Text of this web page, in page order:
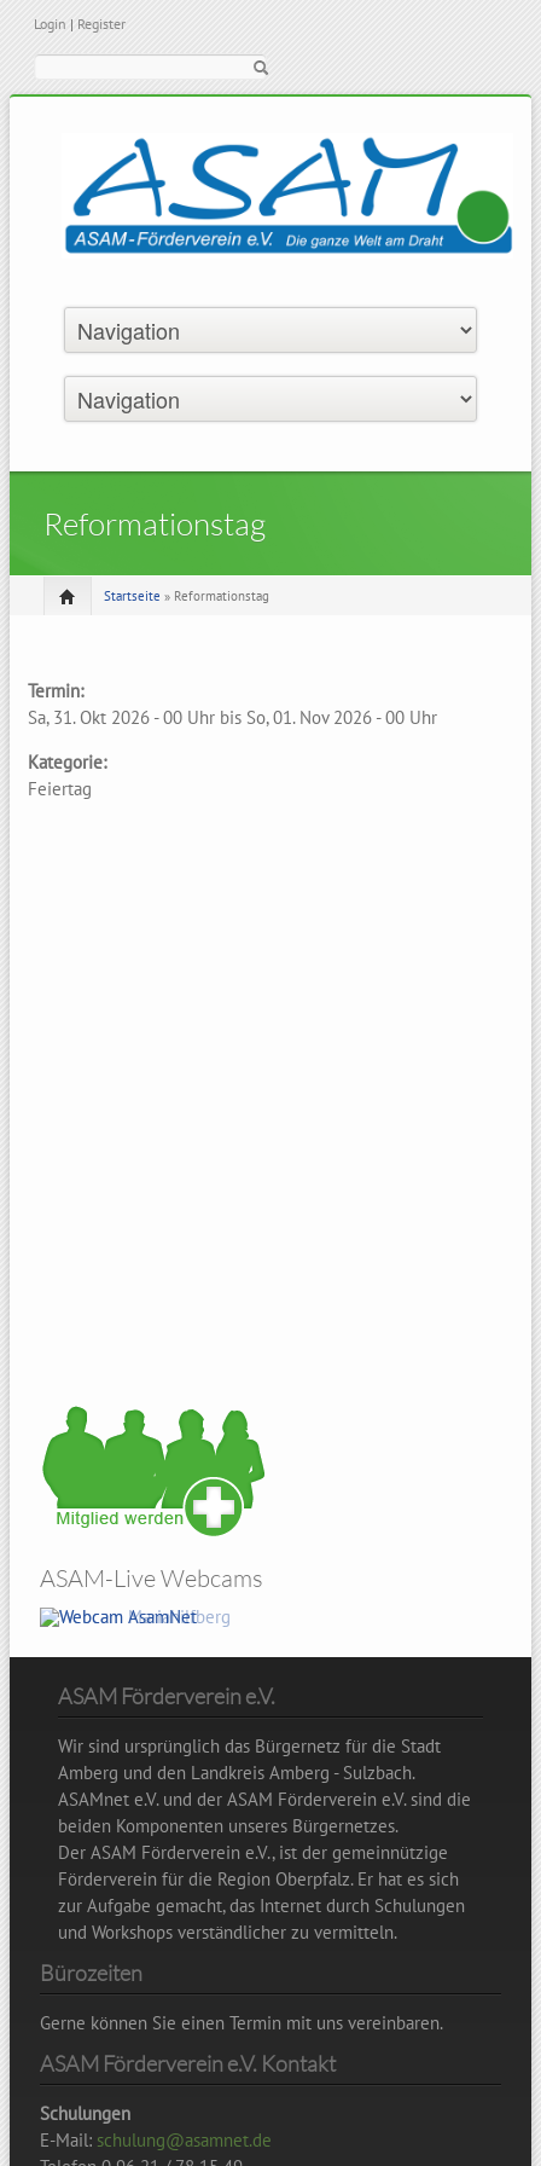
Login | Register
Reformationstag
Startseite » Reformationstag
Termin:
Sa, 31. Okt 2026 - 00 Uhr bis So, 01. Nov 2026 - 00 Uhr
Kategorie:
Feiertag
ASAM-Live Webcams
ASAM Förderverein e.V.
Wir sind ursprünglich das Bürgernetz für die Stadt
Amberg und den Landkreis Amberg - Sulzbach.
ASAMnet e.V. und der ASAM Förderverein e.V. sind die
beiden Komponenten unseres Bürgernetzes.
Der ASAM Förderverein e.V., ist der gemeinnützige
Förderverein für die Region Oberpfalz. Er hat es sich
zur Aufgabe gemacht, das Internet durch Schulungen
und Workshops verständlicher zu vermitteln.
Bürozeiten
Gerne können Sie einen Termin mit uns vereinbaren.
ASAM Förderverein e.V. Kontakt
Schulungen
E-Mail: schulung@asamnet.de